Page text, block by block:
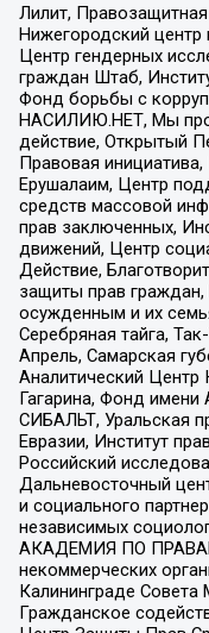
Лилит,
Нижегородский центр
Центр гендерных
граждан Штаб,
Фонд борьбы с
НАСИЛИЮ.НЕТ, Мы
действие, Открытый
Правовая
Ерушалаим, Центр
средств массовой
прав заключенных,
движений, Центр
Действие,
защиты прав
осужденным и их
Серебряная тайга,
Апрель, Самарская
Аналитический
Гагарина, Фонд
СИБАЛЬТ, Уральская
Евразии, Институт
Российский
Дальневосточный
и социального
независимых
АКАДЕМИЯ ПО
некоммерческих
Калининграде Совета
Гражданское